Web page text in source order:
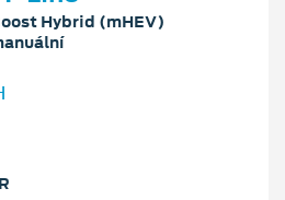
Hybrid (mHEV)